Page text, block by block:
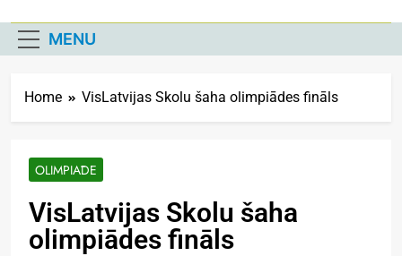
MENU
Home VisLatvijas Skolu šaha olimpiādes fināls
OLIMPIĀDE
VisLatvijas Skolu šaha
olimpiādes fināls